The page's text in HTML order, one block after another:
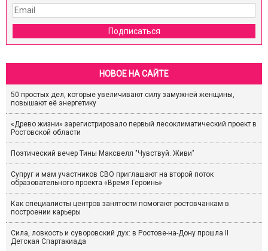
Подписаться
НОВОЕ НА САЙТЕ
50 простых дел, которые увеличивают силу замужней женщины,
повышают её энергетику
«Древо жизни» зарегистрировало первый лесоклиматический проект в
Ростовской области
Поэтический вечер Тины Максвелл "Чувствуй. Живи"
Супруг и мам участников СВО приглашают на второй поток
образовательного проекта «Время Героинь»
Как специалисты центров занятости помогают ростовчанкам в
построении карьеры
Сила, ловкость и суворовский дух: в Ростове-на-Дону прошла II
Детская Спартакиада